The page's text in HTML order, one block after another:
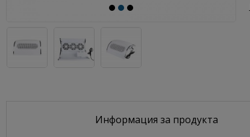
Информация за продукта